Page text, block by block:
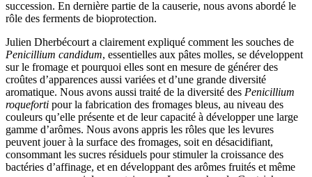
succession. En dernière partie de la causerie, nous avons abordé le
rôle des ferments de bioprotection.
Julien Dherbécourt a clairement expliqué comment les souches de
Penicillium candidum, essentielles aux pâtes molles, se développent
sur le fromage et pourquoi elles sont en mesure de générer des
croûtes d’apparences aussi variées et d’une grande diversité
aromatique. Nous avons aussi traité de la diversité des Penicillium
roqueforti pour la fabrication des fromages bleus, au niveau des
couleurs qu’elle présente et de leur capacité à développer une large
gamme d’arômes. Nous avons appris les rôles que les levures
peuvent jouer à la surface des fromages, soit en désacidifiant,
consommant les sucres résiduels pour stimuler la croissance des
bactéries d’affinage, et en développant des arômes fruités et même